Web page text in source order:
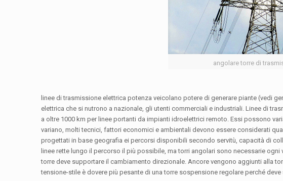
angolare torre di
linee di trasmissione elettrica potenza veicolano potere di generare piante (vedi
elettrica che si nutrono a nazionale, gli utenti commerciali e industriali. Linee di
a oltre 1000 km per linee portanti da impianti idroelettrici remoto. Essi possono
variano, molti tecnici, fattori economici e ambientali devono essere considerati
progettati in base geografia ei percorsi disponibili secondo servitù, capacità di
linee rette lungo il percorso il più possibile, ma torri angolari sono necessarie
torre deve supportare il cambiamento direzionale. Ancore vengono aggiunti alla
tensione-stile è dovere più pesante di una torre sospensione regolare perché